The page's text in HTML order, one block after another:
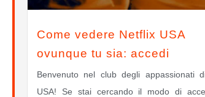
Come vedere Netflix USA
ovunque tu sia: accedi
Benvenuto nel club degli appassionati
USA! Se stai cercando il modo di